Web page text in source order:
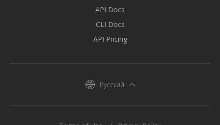
API Docs
CLI Docs
API Pricing
Русский